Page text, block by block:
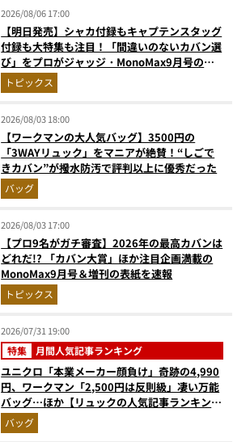
2026/08/06 17:00
【明日発売】シャカ付録もキャプテンスタッグ
付録も大特集も注目！「間違いのないカバン選
び」をプロがジャッジ・MonoMax9月号の目
次を公開
トピックス
2026/08/03 18:00
【ワークマンの大人気バッグ】3500円の
「3WAYリュック」をマニアが絶賛！“しごで
きカバン”が撥水防汚で評判以上に優秀だった
バッグ
2026/08/03 17:00
【プロ9名がガチ審査】2026年の最高カバンは
どれだ!? 「カバン大賞」ほか注目企画満載の
MonoMax9月号＆増刊の表紙を速報
トピックス
2026/07/31 19:00
特集 月間人気記事ランキング
ユニクロ「本業メーカー顔負け」奇跡の4,990
円、ワークマン「2,500円は反則級」凄い万能
バッグ…ほか【リュックの人気記事ランキング
ベスト3】（2026年6月版）
バッグ